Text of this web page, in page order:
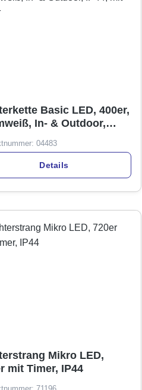
Basic LED, 400er,
& Outdoor,
04483
Details
Mikro LED,
mit Timer, IP44